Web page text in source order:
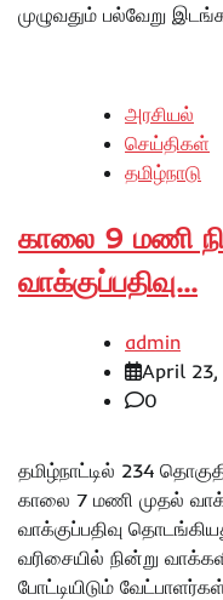
முழுவதும் பல்வேறு
அரசியல்
செய்திகள்
தமிழ்நாடு
காலை 9 மணி
வாக்குப்பதிவு…
admin
April
0
தமிழ்நாட்டில் 234
காலை 7 மணி முதல்
வாக்குப்பதிவு
வரிசையில் நின்று
போட்டியிடும்